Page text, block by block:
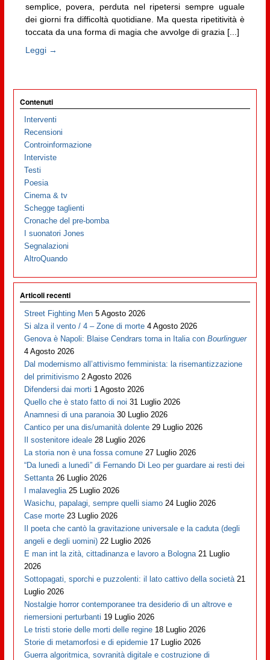
semplice, povera, perduta nel ripetersi sempre uguale
dei giorni fra difficoltà quotidiane. Ma questa ripetitività è
toccata da una forma di magia che avvolge di grazia [...]
Leggi →
Contenuti
Interventi
Recensioni
Controinformazione
Interviste
Testi
Poesia
Cinema & tv
Schegge taglienti
Cronache del pre-bomba
I suonatori Jones
Segnalazioni
AltroQuando
Articoli recenti
Street Fighting Men 5 Agosto 2026
Si alza il vento / 4 – Zone di morte 4 Agosto 2026
Genova è Napoli: Blaise Cendrars torna in Italia conBourlinguer
4 Agosto 2026
Dal modernismo all’attivismo femminista: la risemantizzazione
del primitivismo 2 Agosto 2026
Difendersi dai morti 1 Agosto 2026
Quello che è stato fatto di noi 31 Luglio 2026
Anamnesi di una paranoia 30 Luglio 2026
Cantico per una dis/umanità dolente 29 Luglio 2026
Il sostenitore ideale 28 Luglio 2026
La storia non è una fossa comune 27 Luglio 2026
“Da lunedì a lunedì” di Fernando Di Leo per guardare ai resti dei
Settanta 26 Luglio 2026
I malaveglia 25 Luglio 2026
Wasichu, papalagi, sempre quelli siamo 24 Luglio 2026
Case morte 23 Luglio 2026
Il poeta che cantò la gravitazione universale e la caduta (degli
angeli e degli uomini) 22 Luglio 2026
E man int la zità, cittadinanza e lavoro a Bologna 21 Luglio
2026
Sottopagati, sporchi e puzzolenti: il lato cattivo della società 21
Luglio 2026
Nostalgie horror contemporanee tra desiderio di un altrove e
riemersioni perturbanti 19 Luglio 2026
Le tristi storie delle morti delle regine 18 Luglio 2026
Storie di metamorfosi e di epidemie 17 Luglio 2026
Guerra algoritmica, sovranità digitale e costruzione di